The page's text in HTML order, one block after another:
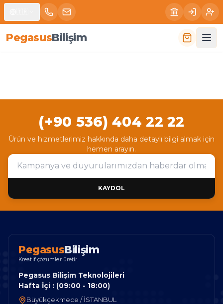
PegasusBilişim
(+90 536) 404 22 22
Ürün ve hizmetlerimiz hakkında daha detaylı bilgi almak için
hemen arayın.
KAYDOL
PegasusBilişim
Kreatif çözümler üretir.
Pegasus Bilişim Teknolojileri
Hafta İçi : (09:00 - 18:00)
Büyükçekmece / İSTANBUL